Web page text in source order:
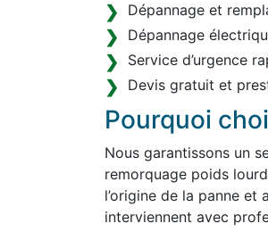
Dépannage et
Dépannage
Service d’urgence
Devis gratuit et
Pourquoi
Nous garantissons un
remorquage poids
l’origine de la panne
interviennent avec